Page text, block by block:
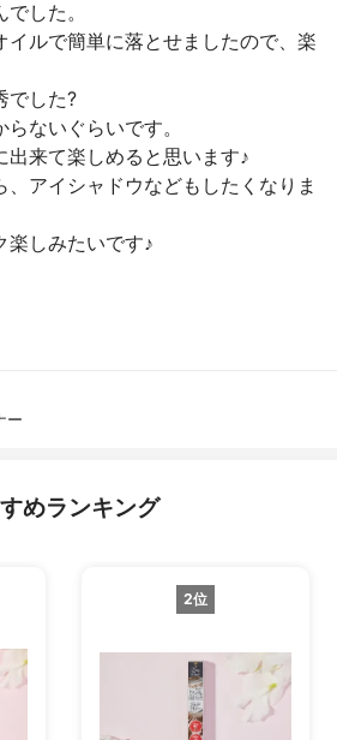
した。
イルで簡単に落とせましたので、楽
でした?
ないぐらいです。
出来て楽しめると思います♪
、アイシャドウなどもしたくなりま
楽しみたいです♪
ー
めランキング
2位